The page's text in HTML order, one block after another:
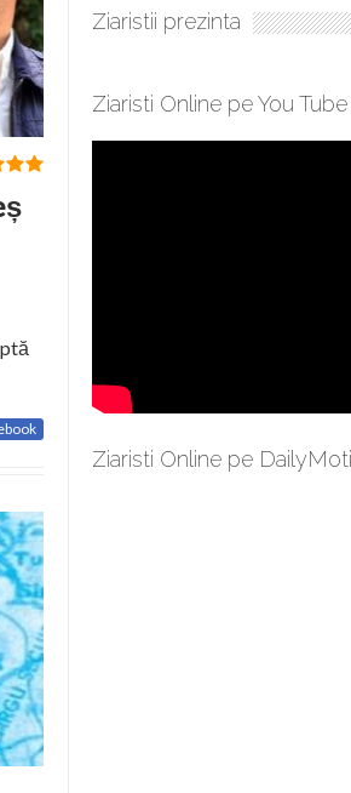
Ziaristii prezinta
Ziaristi Online pe You Tube
Ziaristi Online pe